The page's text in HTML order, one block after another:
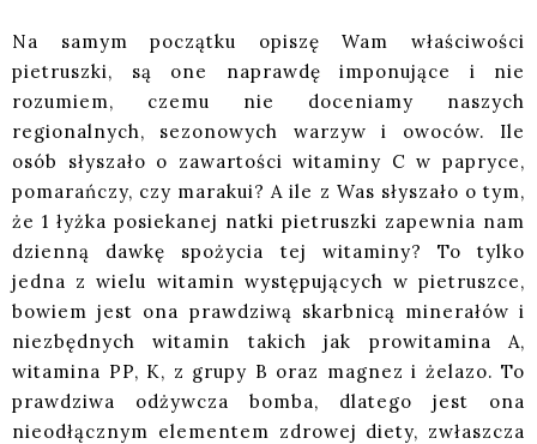
Na samym początku opiszę Wam właściwości
pietruszki, są one naprawdę imponujące i nie
rozumiem, czemu nie doceniamy naszych
regionalnych, sezonowych warzyw i owoców. Ile
osób słyszało o zawartości witaminy C w papryce,
pomarańczy, czy marakui? A ile z Was słyszało o tym,
że 1 łyżka posiekanej natki pietruszki zapewnia nam
dzienną dawkę spożycia tej witaminy? To tylko
jedna z wielu witamin występujących w pietruszce,
bowiem jest ona prawdziwą skarbnicą minerałów i
niezbędnych witamin takich jak prowitamina A,
witamina PP, K, z grupy B oraz magnez i żelazo. To
prawdziwa odżywcza bomba, dlatego jest ona
nieodłącznym elementem zdrowej diety, zwłaszcza